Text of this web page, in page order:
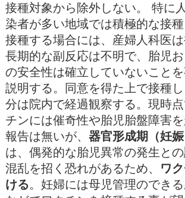
接種対象から除外しない。 特に
染者が多い地域では積極的な接種
接種する場合には、産婦⼈科医は
⻑期的な副反応は不明で、胎児
の安全性は確⽴していないこと
説明する。同意を得た上で接種
分は院内で経過観察する。現時
チンには催奇性や胎児胎盤障害
報告は無いが、 器官形成期（妊娠
は、偶発的な胎児異常の発⽣と
混乱を招く恐れがあるため、 ワ
ける。妊婦には⺟児管理のでき